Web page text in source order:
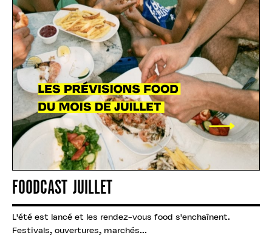
FOODCAST JUILLET
L'été est lancé et les rendez-vous food s'enchaînent.
Festivals, ouvertures, marchés...